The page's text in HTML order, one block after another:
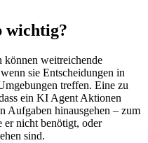
wichtig?
weitreichende
sie Entscheidungen in
treffen. Eine zu
ein KI Agent Aktionen
Aufgaben hinausgehen – zum
nicht benötigt, oder
sind.